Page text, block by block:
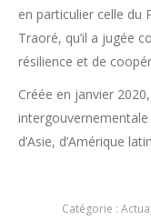
en particulier celle du
Traoré, qu’il a jugée
résilience et de
Créée en janvier
d’Asie, d’Amérique
Catégorie :